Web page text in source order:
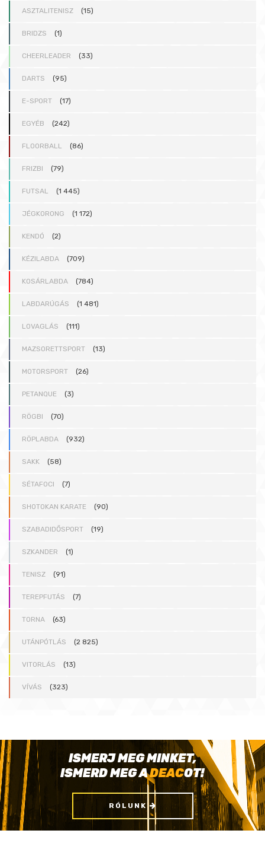
ASZTALITENISZ (15)
BRIDZS (1)
CHEERLEADER (33)
DARTS (95)
E-SPORT (17)
EGYÉB (242)
FLOORBALL (86)
FRIZBI (79)
FUTSAL (1 445)
JÉGKORONG (1 172)
KENDÓ (2)
KÉZILABDA (709)
KOSÁRLABDA (784)
LABDARÚGÁS (1 481)
LOVAGLÁS (111)
MAZSORETTSPORT (13)
MOTORSPORT (26)
PETANQUE (3)
RÖGBI (70)
RÖPLABDA (932)
SAKK (58)
SÉTAFOCI (7)
SHOTOKAN KARATE (90)
SZABADIDŐSPORT (19)
SZKANDER (1)
TENISZ (91)
TEREPFUTÁS (7)
TORNA (63)
UTÁNPÓTLÁS (2 825)
VITORLÁS (13)
VÍVÁS (323)
ISMERJ MEG MINKET,
ISMERD MEG ADEACOT!
RÓLUNK